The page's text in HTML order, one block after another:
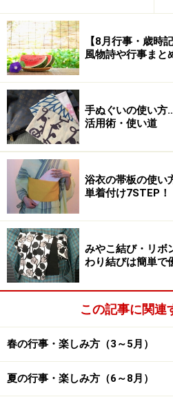
【8月行事・歳時
風物詩や行事まと
手ぬぐいの使い
活用術・使い道
浴衣の帯板の使い
単着付け7STEP！
みやこ結び・リボ
わり結びは簡単で
この記事に関連
春の行事・楽しみ方（3～5月）
夏の行事・楽しみ方（6～8月）